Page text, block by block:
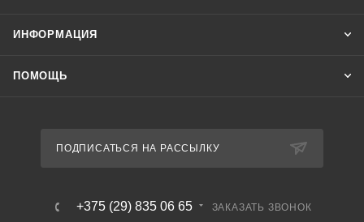
ИНФОРМАЦИЯ
ПОМОЩЬ
ПОДПИСАТЬСЯ НА РАССЫЛКУ
+375 (29) 835 06 65 ЗАКАЗАТЬ ЗВОНОК